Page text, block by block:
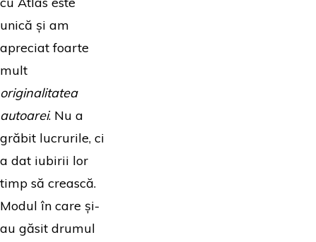
unică și am
apreciat foarte
mult
originalitatea
autoarei. Nu a
grăbit lucrurile, ci
a dat iubirii lor
timp să crească.
Modul în care și-
au găsit drumul